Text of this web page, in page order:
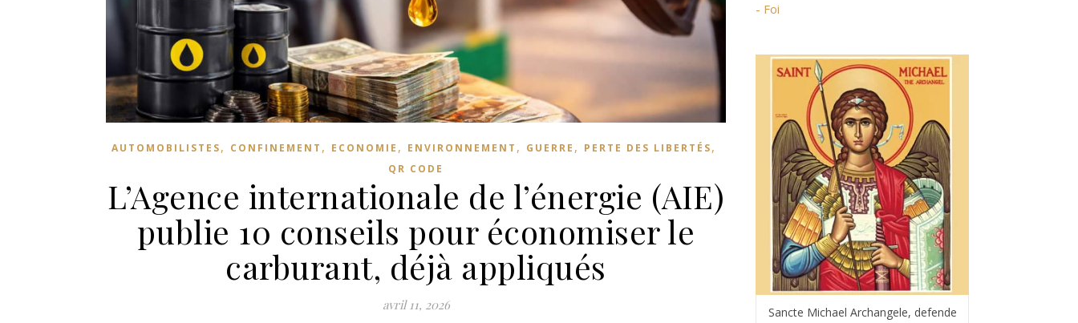
AUTOMOBILISTES, CONFINEMENT , ECONOMIE , ENVIRONNEMENT , GUERRE , PERTE DES LIBERTÉS,
QR CODE
L’Agence internationale de l’énergie (AIE)
publie 10 conseils pour économiser le
carburant, déjà appliqués
avril 11, 2026
- Foi
Sancte Michael Archangele, defende